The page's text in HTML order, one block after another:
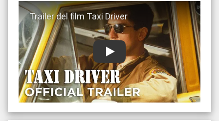
Guarda trailer del film Taxi Driver